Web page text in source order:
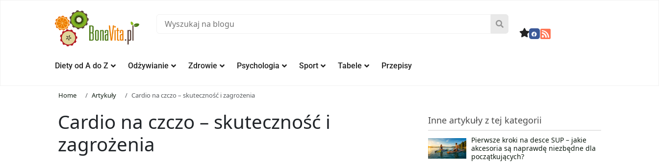
Diety od A do Z Odżywianie Zdrowie Psychologia Sport Tabele Przepisy
Home Artykuły Cardio na czczo – skuteczność i zagrożenia
Cardio na czczo – skuteczność i
zagrożenia
Inne artykuły z tej kategorii
Pierwsze kroki na desce SUP – jakie
akcesoria są naprawdę niezbędne dla
początkujących?